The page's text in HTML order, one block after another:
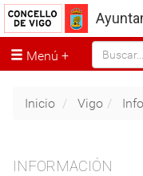
Menú
Inicio Vigo
INFORMACIÓN